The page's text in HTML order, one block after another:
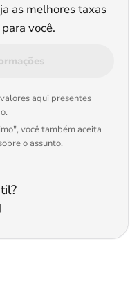
as melhores taxas
você.
aqui presentes
você também aceita
o assunto.